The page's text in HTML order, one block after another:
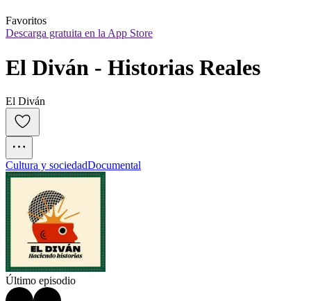
Favoritos
Descarga gratuita en la App Store
El Diván - Historias Reales
El Diván
Cultura y sociedadDocumental
Último episodio